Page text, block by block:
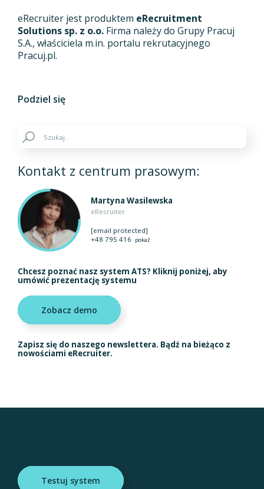
eRecruiter jest produktem eRecruitment
Solutions sp. z o.o. Firma należy do Grupy Pracuj
S.A., właściciela m.in. portalu rekrutacyjnego
Pracuj.pl.
Podziel się
Kontakt z centrum prasowym:
Martyna Wasilewska
eRecruiter
[email protected]
+48 795 416
pokaż
Chcesz poznać nasz system ATS? Kliknij poniżej, aby
umówić prezentację systemu
Zobacz demo
Zapisz się do naszego newslettera. Bądź na bieżąco z
nowościami eRecruiter.
Testuj system